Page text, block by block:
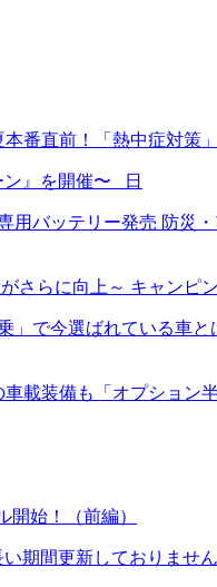
番直前！「熱中症対策
ン』を開催〜 日
バッテリー発売 防災
さらに向上～ キャンピ
で今選ばれている車
載装備も「オプション
始！（前編）
期間更新しておりません